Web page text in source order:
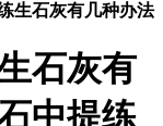
生石灰有几种办法
石灰有
中提练